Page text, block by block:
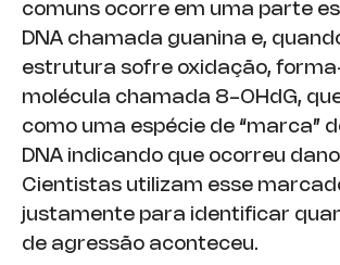
comuns ocorre em uma parte
DNA chamada guanina e,
estrutura sofre oxidação,
molécula chamada 8-OHdG,
como uma espécie de “marca”
DNA indicando que ocorreu
Cientistas utilizam esse
justamente para identificar
de agressão aconteceu.